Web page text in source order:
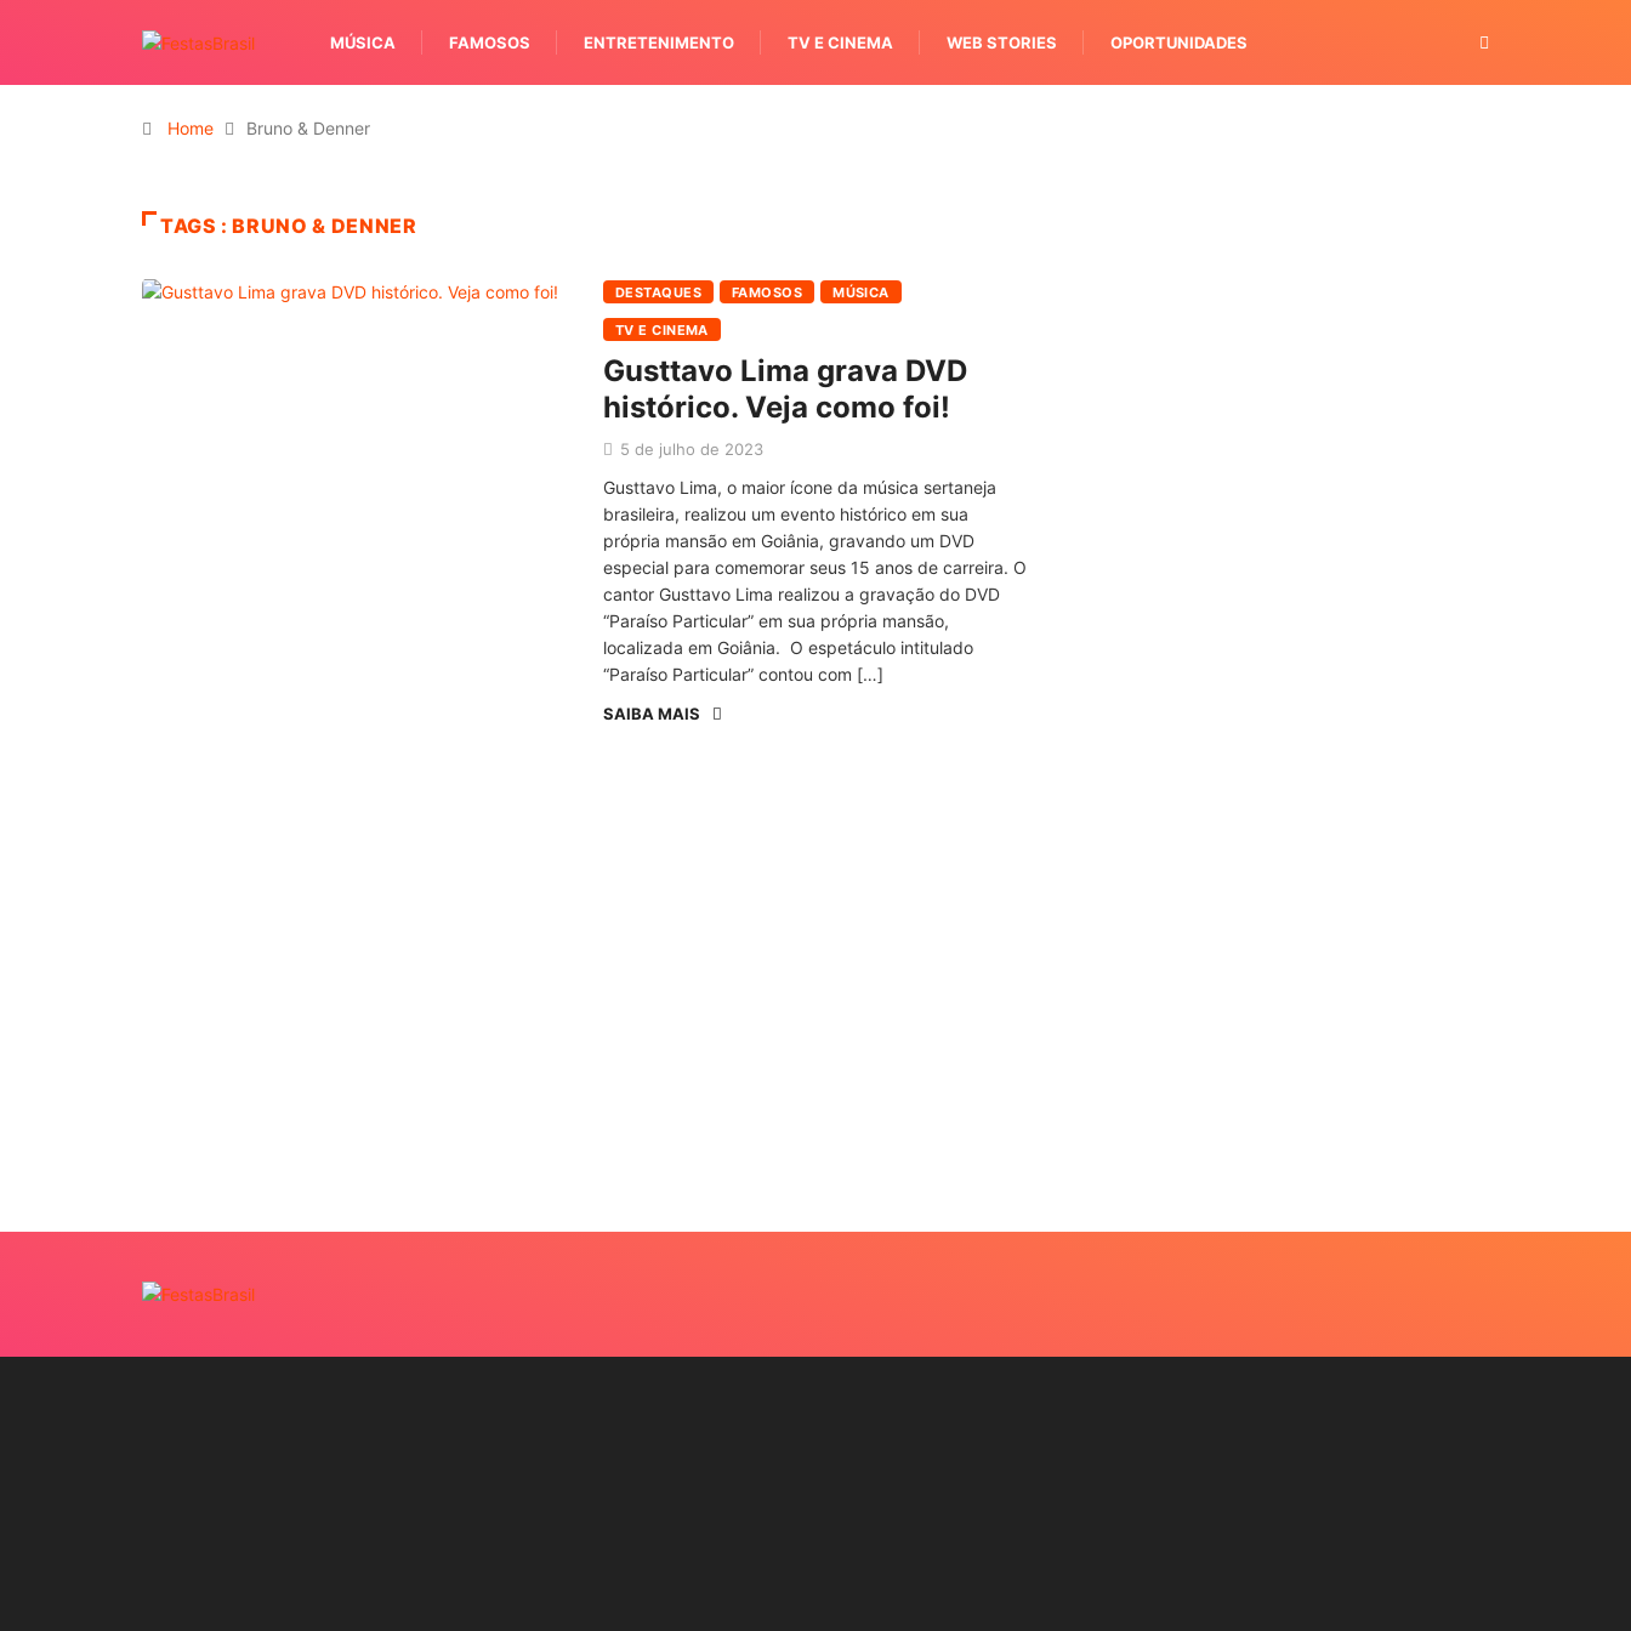
MÚSICA FAMOSOS ENTRETENIMENTO TV E CINEMA WEB STORIES OPORTUNIDADES
Home Bruno & Denner
TAGS : BRUNO & DENNER
DESTAQUES FAMOSOS MÚSICA
TV E CINEMA
Gusttavo Lima grava DVD
histórico. Veja como foi!
5 de julho de 2023
Gusttavo Lima, o maior ícone da música sertaneja
brasileira, realizou um evento histórico em sua
própria mansão em Goiânia, gravando um DVD
especial para comemorar seus 15 anos de carreira. O
cantor Gusttavo Lima realizou a gravação do DVD
“Paraíso Particular” em sua própria mansão,
localizada em Goiânia. O espetáculo intitulado
“Paraíso Particular” contou com […]
SAIBA MAIS